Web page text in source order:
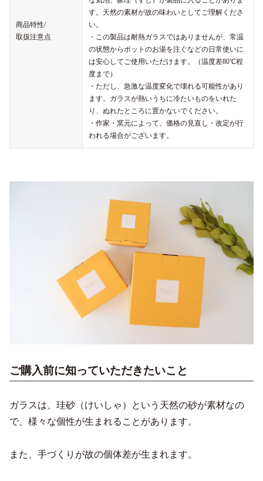
商品特性/
取扱注意点
す。天然の素材が故の味わいとしてご理解くださ
い。
・この製品は耐熱ガラスではありませんが、常温
の状態からポットのお湯を注ぐなどの日常使いに
は安心してご使用いただけます。（温度差80℃程
度まで）
・ただし、急激な温度変化で壊れる可能性があり
ます。ガラスが熱いうちに冷たいものをいれた
り、ぬれたところに置かないでください。
・作家・窯元によって、価格の見直し・改定が行
われる場合がございます。
ご購入前に知っていただきたいこと
ガラスは、珪砂（けいしゃ）という天然の砂が素材なの
で、様々な個性が生まれることがあります。
また、手づくりが故の個体差が生まれます。